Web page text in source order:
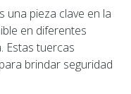
una pieza clave en la
en diferentes
Estas tuercas
brindar seguridad